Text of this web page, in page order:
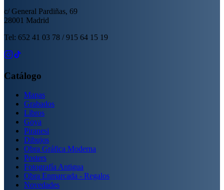
c/ General Pardiñas, 69
28001 Madrid
Tel: 652 41 03 78 / 915 64 15 19
Catálogo
Mapas
Grabados
Libros
Goya
Piranesi
Dibujos
Obra Gráfica Moderna
Posters
Fotografía Antigua
Obra Enmarcada - Regalos
Novedades